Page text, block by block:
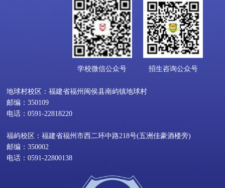
6.创业担保贷款
在泉创业的大中专院校（含技校）在校生，最高
可申请30万元的创业担保贷款，前3年政府给予
贷款实际利率50%的财政贴息。
行、邮政储蓄银行、泉州农商银行、各地农信
社、中信银行、农业银行、工商银行、建设银
行、招商银行等银行）线下申请。
咨询电话：0595-22376046。
7.“泉就业”公共服务平台就业岗位推介
会保险，按不高于本人缴纳的基本养老保险费、
基本医疗保险费的2/3给予补贴，最长2年。实行
先缴后补，当年度9月30日之前提出上一年度补
通过各县（市、区）人社部门线下申
咨询电话：0595-22376046。
离校2年内未就业高校毕业生和16-24岁登记失业
青年可申请参加就业见习，见习期限为3至12个
工资标准的基本生活费，并办理人身意外保险
学校微信公众号 招生咨询公众号
地球村校区：福建省福州闽侯县南屿镇地球村
邮编：350109
电话：0591-22818220
福屿校区：福建省福州市西二环中路218号(五洲佳豪酒楼旁)
邮编：350002
电话：0591-22800138